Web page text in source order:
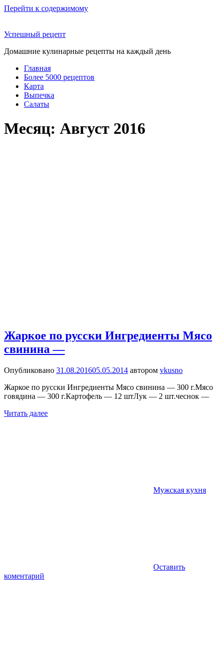
Перейти к содержимому
Успешный рецепт
Домашние кулинарные рецепты на каждый день
Главная
Более 5000 рецептов
Карта
Выпечка
Салаты
Месяц: Август 2016
Жаркое по русски Ингредиенты Мясо
свинина —
Опубликовано 31.08.201605.05.2014 автором vkusno
Жаркое по русски Ингредиенты Мясо свинина — 300 г.Мясо
говядина — 300 г.Картофель — 12 штЛук — 2 шт.чеснок —
Читать далее
Мужская кухня
Оставить
коментарий